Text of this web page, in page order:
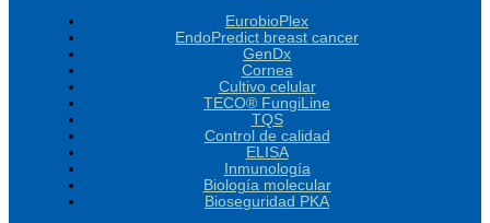
EurobioPlex
EndoPredict breast cancer
GenDx
Cornea
Cultivo celular
TECO® FungiLine
TQS
Control de calidad
ELISA
Inmunología
Biología molecular
Bioseguridad PKA